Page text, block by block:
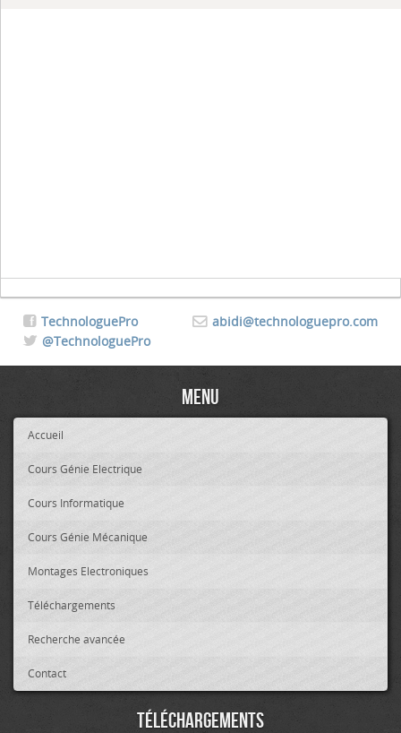
abidi@technologuepro.com
TechnologuePro
@TechnologuePro
Menu
Accueil
Cours Génie Electrique
Cours Informatique
Cours Génie Mécanique
Montages Electroniques
Téléchargements
Recherche avancée
Contact
Téléchargements